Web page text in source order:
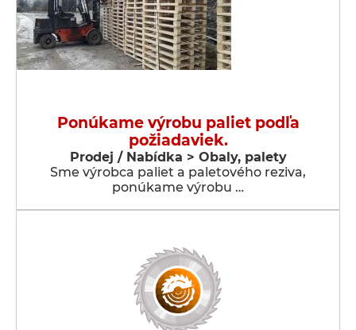
Ponúkame výrobu paliet podľa
požiadaviek.
Prodej / Nabídka > Obaly, palety
Sme výrobca paliet a paletového reziva,
ponúkame výrobu …